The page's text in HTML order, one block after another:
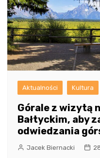
Aktualności Kultura
Górale z wizytą
Bałtyckim, aby
odwiedzania
Jacek Biernacki